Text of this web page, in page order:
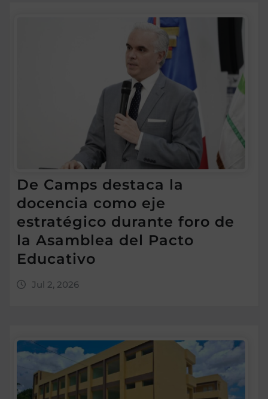
De Camps destaca la
docencia como eje
estratégico durante foro de
la Asamblea del Pacto
Educativo
Jul 2, 2026